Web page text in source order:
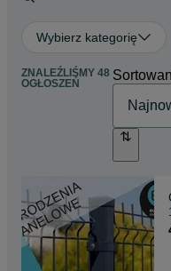
Wybierz kategorię
ZNALEŹLIŚMY 48
OGŁOSZEŃ